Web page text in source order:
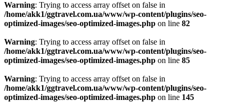
Warning: Trying to access array offset on false in
/home/akk1/ggtravel.com.ua/www/wp-content/plugins/seo-
optimized-images/seo-optimized-images.php on line 82
Warning: Trying to access array offset on false in
/home/akk1/ggtravel.com.ua/www/wp-content/plugins/seo-
optimized-images/seo-optimized-images.php on line 85
Warning: Trying to access array offset on false in
/home/akk1/ggtravel.com.ua/www/wp-content/plugins/seo-
optimized-images/seo-optimized-images.php on line 145